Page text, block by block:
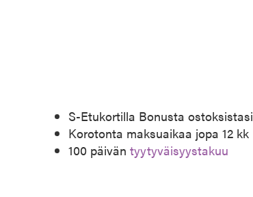
S-Etukortilla Bonusta ostoksistasi
Korotonta maksuaikaa jopa 12 kk
100 päiväntyytyväisyystakuu